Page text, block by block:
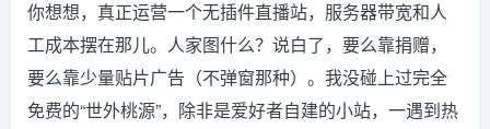
你想想，真正运营一个无插件直播站，服务器带宽和人
工成本摆在那儿。人家图什么？说白了，要么靠捐赠，
要么靠少量贴片广告（不弹窗那种）。我没碰上过完全
免费的“世外桃源”，除非是爱好者自建的小站，一遇到热